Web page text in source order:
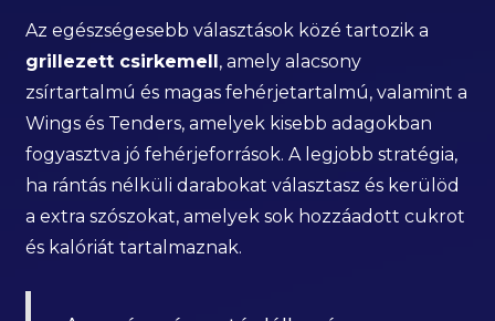
Az egészségesebb választások közé tartozik a
grillezett csirkemell, amely alacsony
zsírtartalmú és magas fehérjetartalmú, valamint a
Wings és Tenders, amelyek kisebb adagokban
fogyasztva jó fehérjeforrások. A legjobb stratégia,
ha rántás nélküli darabokat választasz és kerülöd
a extra szószokat, amelyek sok hozzáadott cukrot
és kalóriát tartalmaznak.